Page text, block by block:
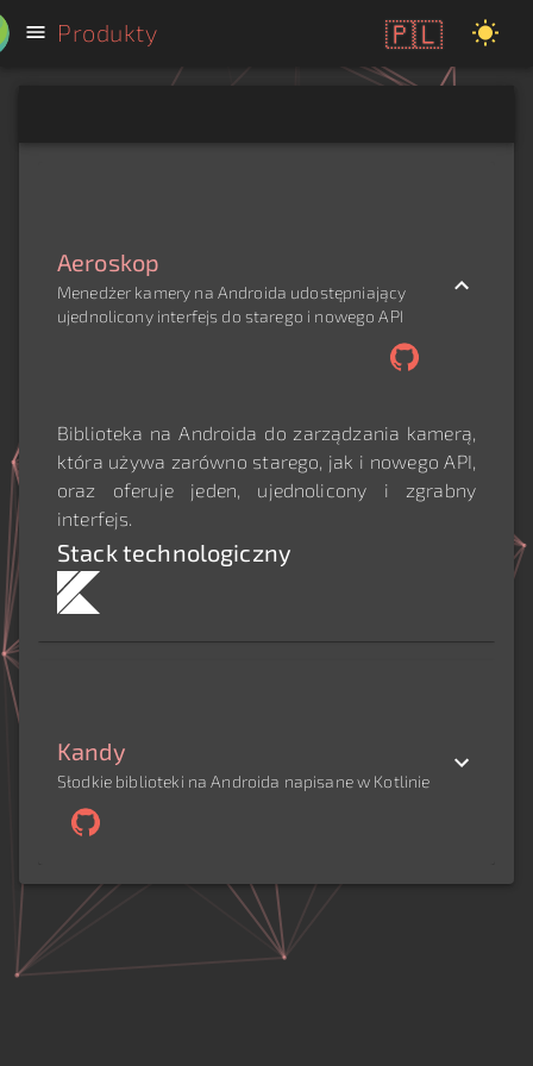
Produkty 🇵🇱
Aeroskop
Menedżer kamery na Androida udostępniający
ujednolicony interfejs do starego i nowego API
Biblioteka na Androida do zarządzania kamerą,
która używa zarówno starego, jak i nowego API,
oraz oferuje jeden, ujednolicony i zgrabny
interfejs.
Stack technologiczny
Kandy
Słodkie biblioteki na Androida napisane w Kotlinie